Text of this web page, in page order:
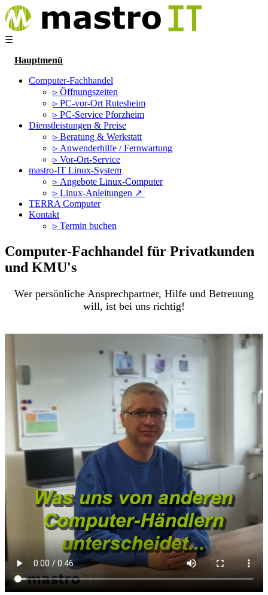
☰
Hauptmenü
Computer-Fachhandel
▹ Öffnungszeiten
▹ PC-vor-Ort Rutesheim
▹ PC-Service Pforzheim
Dienstleistungen & Preise
▹ Beratung & Werkstatt
▹ Anwenderhilfe / Fernwartung
▹ Vor-Ort-Service
mastro-IT Linux-System
▹ Angebote Linux-Computer
▹ Linux-Anleitungen ↗
TERRA Computer
Kontakt
▹ Termin buchen
Computer-Fachhandel für Privatkunden
und KMU's
Wer persönliche Ansprechpartner, Hilfe und Betreuung
will, ist bei uns richtig!